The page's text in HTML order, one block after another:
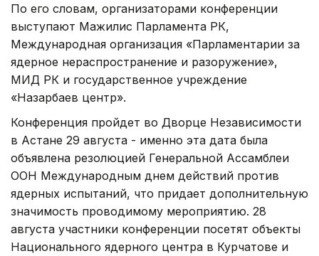
По его словам, организаторами конференции
выступают Мажилис Парламента РК,
Международная организация «Парламентарии за
ядерное нераспространение и разоружение»,
МИД РК и государственное учреждение
«Назарбаев центр».
Конференция пройдет во Дворце Независимости
в Астане 29 августа - именно эта дата была
объявлена резолюцией Генеральной Ассамблеи
ООН Международным днем действий против
ядерных испытаний, что придает дополнительную
значимость проводимому мероприятию. 28
августа участники конференции посетят объекты
Национального ядерного центра в Курчатове и